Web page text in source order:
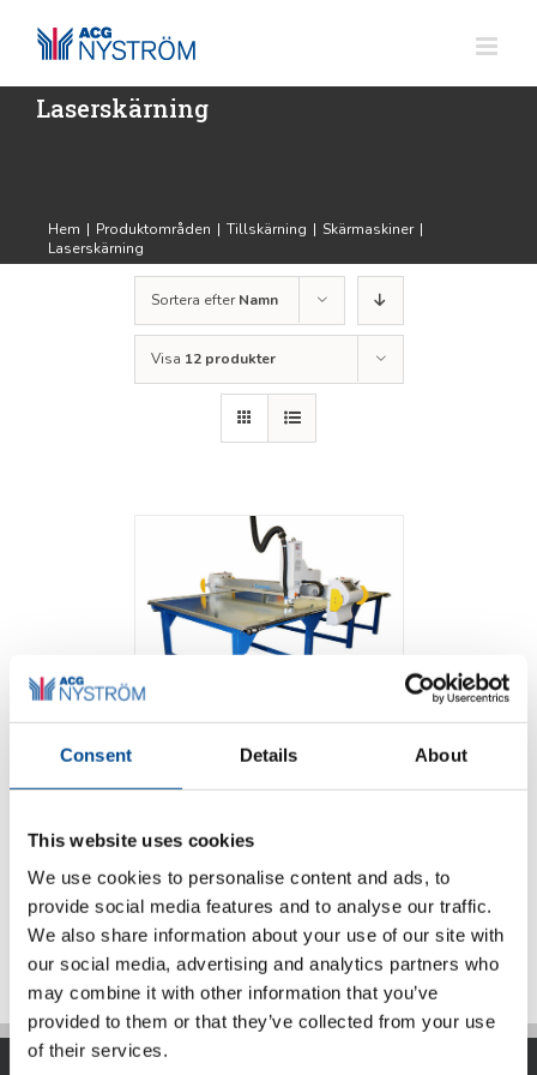
Consent Details About
This website uses cookies
We use cookies to personalise content and ads, to
provide social media features and to analyse our traffic.
We also share information about your use of our site with
our social media, advertising and analytics partners who
may combine it with other information that you’ve
provided to them or that they’ve collected from your use
of their services.
innehållet
Laserskärning
Hem | Produktområden | Tillskärning | Skärmaskiner |
Laserskärning
Sortera efterNamn
Visa 12 produkter
Eastman L135
enkellagers
laser
Detaljer